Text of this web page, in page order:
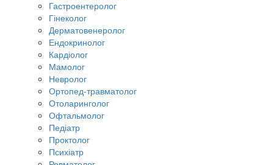
Гастроентеролог
Гінеколог
Дерматовенеролог
Ендокринолог
Кардіолог
Мамолог
Невролог
Ортопед-травматолог
Отоларинголог
Офтальмолог
Педіатр
Проктолог
Психіатр